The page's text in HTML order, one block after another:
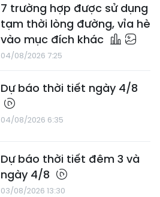
7 trường hợp được sử dụng
tạm thời lòng đường, vỉa hè
vào mục đích khác
04/08/2026 7:25
Dự báo thời tiết ngày 4/8
04/08/2026 6:35
Dự báo thời tiết đêm 3 và
ngày 4/8
03/08/2026 13:30